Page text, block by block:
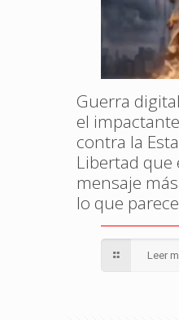
Guerra
el
contra la
Libertad que
mensaje
lo que parece
Leer